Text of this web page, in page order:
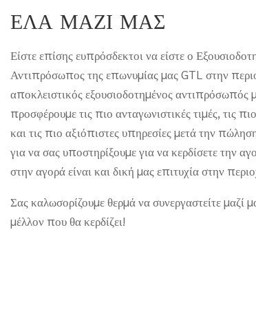
ΕΛΑ ΜΑΖΊ ΜΑΣ
Είστε επίσης ευπρόσδεκτοι να είστε ο
Αντιπρόσωπος της επωνυμίας μας GTL στην
αποκλειστικός εξουσιοδοτημένος αντιπρόσωπός
προσφέρουμε τις πιο ανταγωνιστικές τιμές, τις
και τις πιο αξιόπιστες υπηρεσίες μετά την
για να σας υποστηρίξουμε για να κερδίσετε την
στην αγορά είναι και δική μας επιτυχία στην
Σας καλωσορίζουμε θερμά να συνεργαστείτε μαζί
μέλλον που θα κερδίζει!